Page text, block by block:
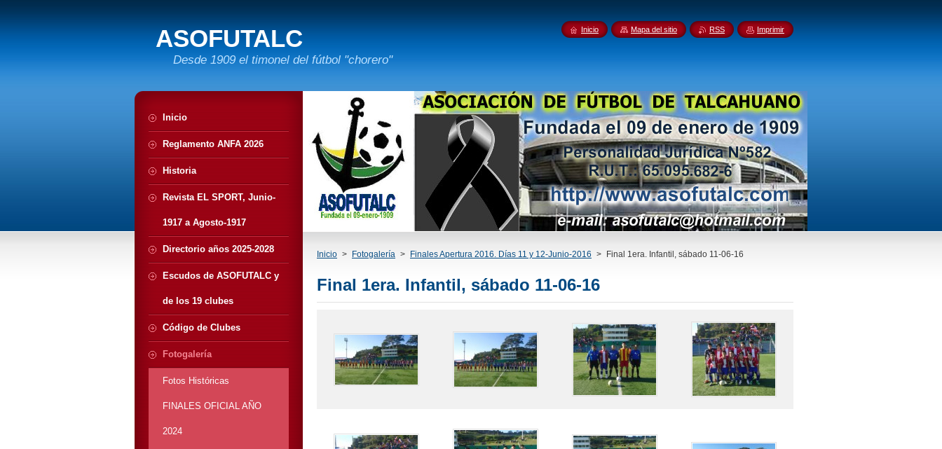
ASOFUTALC
Desde 1909 el timonel del fútbol "chorero"
Inicio > Fotogalería > Finales Apertura 2016. Días 11 y 12-Junio-2016 > Final 1era. Infantil, sábado 11-06-16
Final 1era. Infantil, sábado 11-06-16
Inicio
Reglamento ANFA 2026
Historia
Revista EL SPORT, Junio-
1917 a Agosto-1917
Directorio años 2025-2028
Escudos de ASOFUTALC y
de los 19 clubes
Código de Clubes
Fotogalería
Fotos Históricas
FINALES OFICIAL AÑO
2024
Inicio Mapa del sitio RSS Imprimir